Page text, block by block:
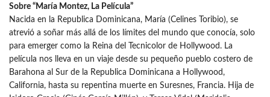
Sobre “María Montez, La Película”
Nacida en la Republica Dominicana, María (Celines Toribio), se
atrevió a soñar más allá de los límites del mundo que conocía, solo
para emerger como la Reina del Tecnicolor de Hollywood. La
película nos lleva en un viaje desde su pequeño pueblo costero de
Barahona al Sur de la Republica Dominicana a Hollywood,
California, hasta su repentina muerte en Suresnes, Francia. Hija de